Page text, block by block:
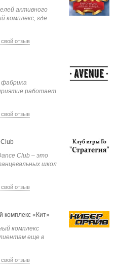
активного
комплекс, где
отзыв
работает
отзыв
Club
Club – это
школ
отзыв
комплекс «Кит»
комплекс
еще в
отзыв